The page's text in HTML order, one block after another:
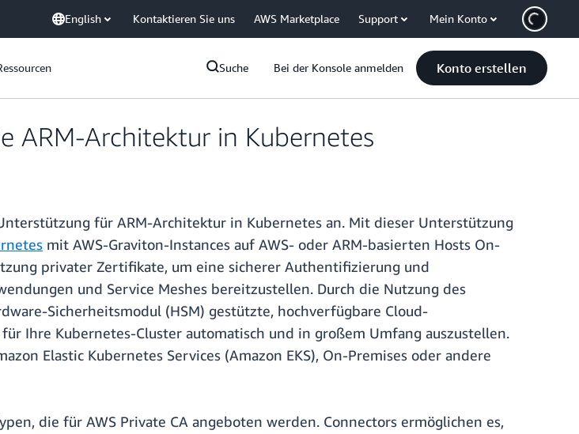
English Kontaktieren Sie uns AWS Marketplace Support Mein Konto
Suche Bei der Konsole anmelden Konto erstellen
ARM-Architektur in Kubernetes
für ARM-Architektur in Kubernetes an. Mit dieser Unterstützung
mit AWS-Graviton-Instances auf AWS- oder ARM-basierten Hosts On-
privater Zertifikate, um eine sicherer Authentifizierung und
und Service Meshes bereitzustellen. Durch die Nutzung des
Sicherheitsmodul (HSM) gestützte, hochverfügbare Cloud-
Ihre Kubernetes-Cluster automatisch und in großem Umfang auszustellen.
Elastic Kubernetes Services (Amazon EKS), On-Premises oder andere
die für AWS Private CA angeboten werden. Connectors ermöglichen es,